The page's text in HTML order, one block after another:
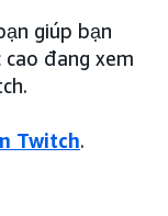
giúp bạn
đang xem
Twitch.